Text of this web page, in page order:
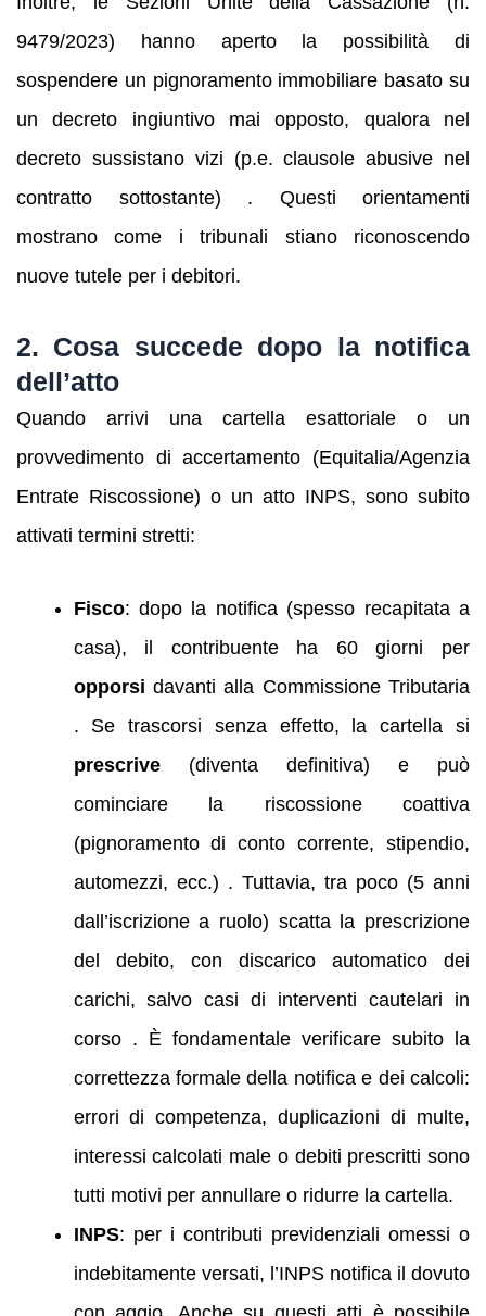
9479/2023) hanno aperto la possibilità di
sospendere un pignoramento immobiliare basato su
un decreto ingiuntivo mai opposto, qualora nel
decreto sussistano vizi (p.e. clausole abusive nel
contratto sottostante) . Questi orientamenti
mostrano come i tribunali stiano riconoscendo
nuove tutele per i debitori.
2. Cosa succede dopo la notifica
dell’atto
Quando arrivi una cartella esattoriale o un
provvedimento di accertamento (Equitalia/Agenzia
Entrate Riscossione) o un atto INPS, sono subito
attivati termini stretti:
Fisco: dopo la notifica (spesso recapitata a
casa), il contribuente ha 60 giorni per
opporsi davanti alla Commissione Tributaria
. Se trascorsi senza effetto, la cartella si
prescrive(diventa definitiva) e può
cominciare la riscossione coattiva
(pignoramento di conto corrente, stipendio,
automezzi, ecc.) . Tuttavia, tra poco (5 anni
dall’iscrizione a ruolo) scatta la prescrizione
del debito, con discarico automatico dei
carichi, salvo casi di interventi cautelari in
corso . È fondamentale verificare subito la
correttezza formale della notifica e dei calcoli:
errori di competenza, duplicazioni di multe,
interessi calcolati male o debiti prescritti sono
tutti motivi per annullare o ridurre la cartella.
INPS: per i contributi previdenziali omessi o
indebitamente versati, l’INPS notifica il dovuto